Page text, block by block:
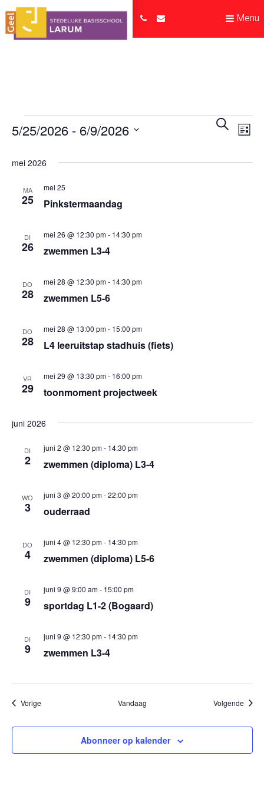
Menu
en
Zoeken
Lijst
5/25/2026 - 6/9/2026
een
mei 2026
MA
25 Pinkstermaandag
mei 25
DI
26 zwemmen L3-4
mei 26 @ 12:30 pm- 14:30 pm
DO
28 zwemmen L5-6
mei 28 @ 12:30 pm- 14:30 pm
DO
28 L4 leeruitstap stadhuis (fiets)
mei 28 @ 13:00 pm- 15:00 pm
VR
29 toonmoment projectweek
mei 29 @ 13:30 pm- 16:00 pm
juni 2026
DI
2 zwemmen (diploma) L3-4
juni 2 @ 12:30 pm- 14:30 pm
WO
3 ouderraad
juni 3 @ 20:00 pm-22:00 pm
DO
4 zwemmen (diploma) L5-6
juni 4 @ 12:30 pm- 14:30 pm
DI
9 sportdag L1-2 (Bogaard)
juni 9 @ 9:00 am- 15:00 pm
DI
9 zwemmen L3-4
juni 9 @ 12:30 pm- 14:30 pm
VorigeEvenementen Vandaag Volgende
Abonneer op kalender